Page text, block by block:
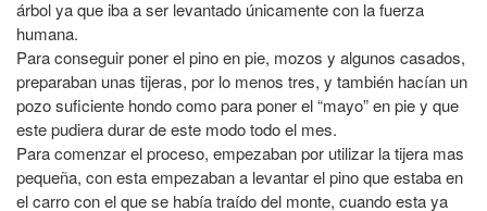
árbol ya que iba a ser levantado únicamente con la fuerza
humana.
Para conseguir poner el pino en pie, mozos y algunos casados,
preparaban unas tijeras, por lo menos tres, y también hacían un
pozo suficiente hondo como para poner el “mayo” en pie y que
este pudiera durar de este modo todo el mes.
Para comenzar el proceso, empezaban por utilizar la tijera mas
pequeña, con esta empezaban a levantar el pino que estaba en
el carro con el que se había traído del monte, cuando esta ya